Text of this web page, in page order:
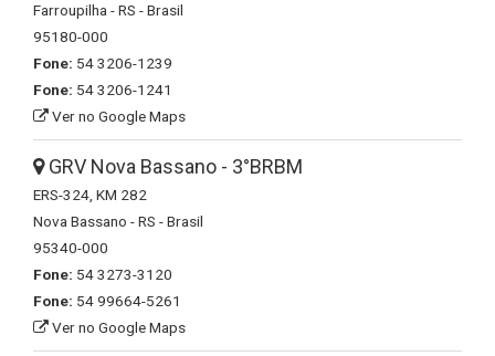
Farroupilha - RS - Brasil
95180-000
Fone: 54 3206-1239
Fone: 54 3206-1241
Ver no Google Maps
GRV Nova Bassano - 3°BRBM
ERS-324, KM 282
Nova Bassano - RS - Brasil
95340-000
Fone: 54 3273-3120
Fone: 54 99664-5261
Ver no Google Maps